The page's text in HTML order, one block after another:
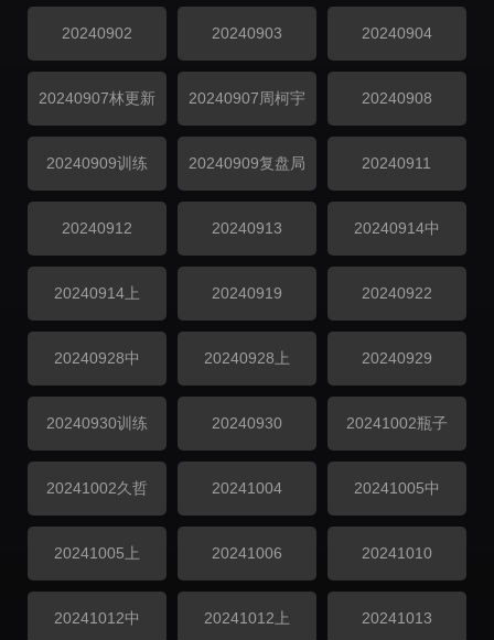
20240902 20240903 20240904
20240907林更新 20240907周柯宇 20240908
20240909训练 20240909复盘局 20240911
20240912 20240913 20240914中
20240914上 20240919 20240922
20240928中 20240928上 20240929
20240930训练 20240930 20241002瓶子
20241002久哲 20241004 20241005中
20241005上 20241006 20241010
20241012中 20241012上 20241013